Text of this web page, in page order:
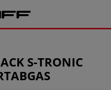
S-TRONIC